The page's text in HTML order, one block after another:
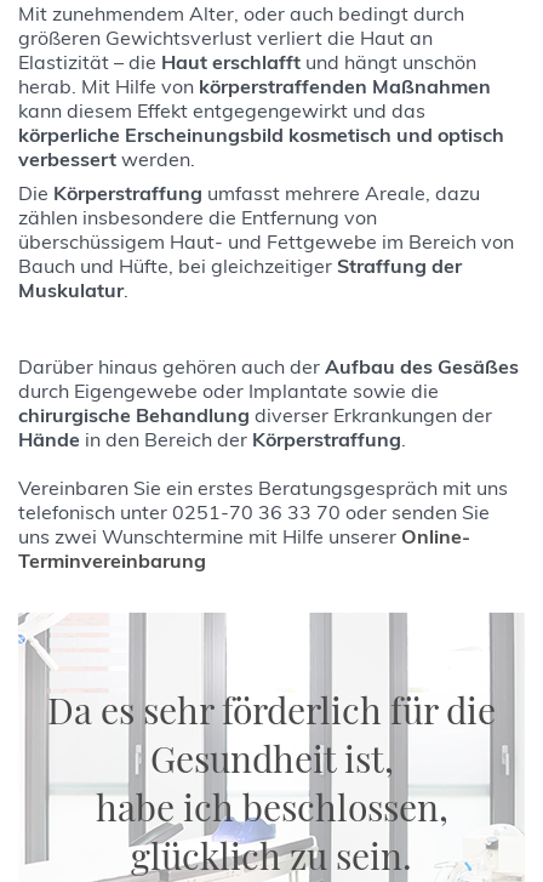
Mit zunehmendem Alter, oder auch bedingt durch
größeren Gewichtsverlust verliert die Haut an
Elastizität – die Haut erschlafft und hängt unschön
herab. Mit Hilfe von körperstraffenden Maßnahmen
kann diesem Effekt entgegengewirkt und das
körperliche Erscheinungsbild kosmetisch und optisch
verbessert werden.
Die Körperstraffung umfasst mehrere Areale, dazu
zählen insbesondere die Entfernung von
überschüssigem Haut- und Fettgewebe im Bereich von
Bauch und Hüfte, bei gleichzeitiger Straffung der
Muskulatur.
Darüber hinaus gehören auch der Aufbau des Gesäßes
durch Eigengewebe oder Implantate sowie die
chirurgische Behandlung diverser Erkrankungen der
Hände in den Bereich der Körperstraffung.
Vereinbaren Sie ein erstes Beratungsgespräch mit uns
telefonisch unter 0251-70 36 33 70 oder senden Sie
uns zwei Wunschtermine mit Hilfe unserer Online-
Terminvereinbarung
Da es sehr förderlich für die
Gesundheit ist,
habe ich beschlossen,
glücklich zu sein.